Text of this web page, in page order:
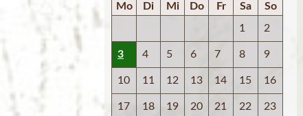
Mo
Di Mi Do Fr Sa
So
1
2
3 4 5 6 7 8 9
10 11 12 13 14 15 16
17 18 19 20 21 22 23